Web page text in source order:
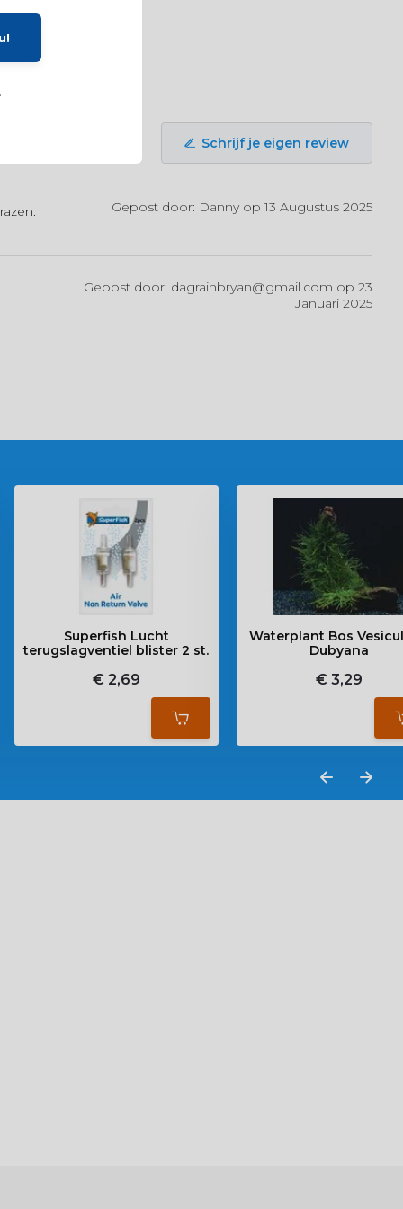
Schrijf je eigen review
Gepost door: Danny op 13 Augustus 2025
Gepost door: dagrainbryan@gmail.com op 23
Januari 2025
Superfish Lucht
terugslagventiel blister 2 st.
€ 2,69
Waterplant Bos
Dubyana
€ 3,29